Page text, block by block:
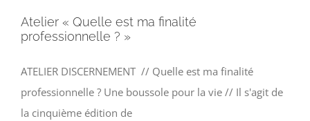
Atelier « Quelle est ma finalité
professionnelle ? »
ATELIER DISCERNEMENT // Quelle est ma finalité
professionnelle ? Une boussole pour la vie // Il s'agit de
la cinquième édition de